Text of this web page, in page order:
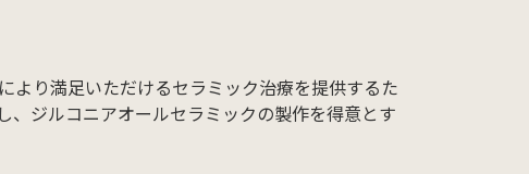
より満足いただけるセラミック治療を提供するた
、ジルコニアオールセラミックの製作を得意とす